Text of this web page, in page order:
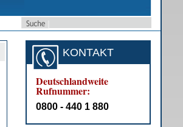
KONTAKT
Deutschlandweite
Rufnummer:
0800 - 440 1 880